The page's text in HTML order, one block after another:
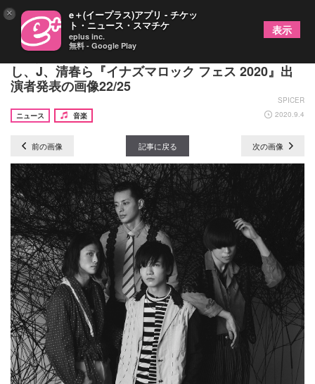
西川貴教、ももクロ、金爆、ボイメン、さだまさ
し、J、清春ら『イナズマロック フェス 2020』出
演者発表の画像22/25
SPICER
ニュース
音楽 2020.9.4
前の画像 記事に戻る 次の画像
× e＋(イープラス)アプリ - チケッ
ト・ニュース・スマチケ
eplus inc.
無料 - Google Play
表示